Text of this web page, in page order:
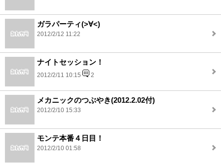
ガラパーティ(>∀<)
2012/2/12 11:22
ナイトセッション！
2012/2/11 10:15 2
メカニックのつぶやき(2012.2.02付)
2012/2/10 15:33
モンテ本番４日目！
2012/2/10 01:58